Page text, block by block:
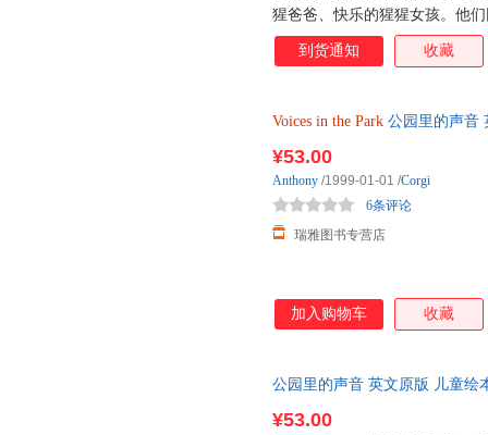
猩爸爸、快乐的猩猩女孩。他
夏秋冬不同的景致，道出不同
到货通知 收藏
Voices in the Park 公园里的声音
¥53.00
瑞雅图书专营店
6条评论
Anthony /1999-01-01 /Corgi
加入购物车 收藏
公园里的声音 英文原版 儿童绘
¥53.00